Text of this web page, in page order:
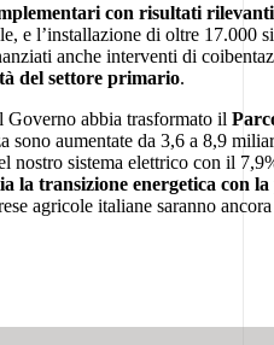
con risultati rilevanti
e l’installazione di oltre
anche interventi di
del settore primario.
abbia trasformato il
sono aumentate da 3,6 a 8,9
sistema elettrico con il
transizione energetica con
agricole italiane saranno